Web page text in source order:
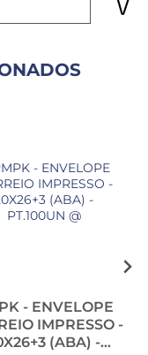
- ENVELOPE
IMPRESSO -
(ABA) -